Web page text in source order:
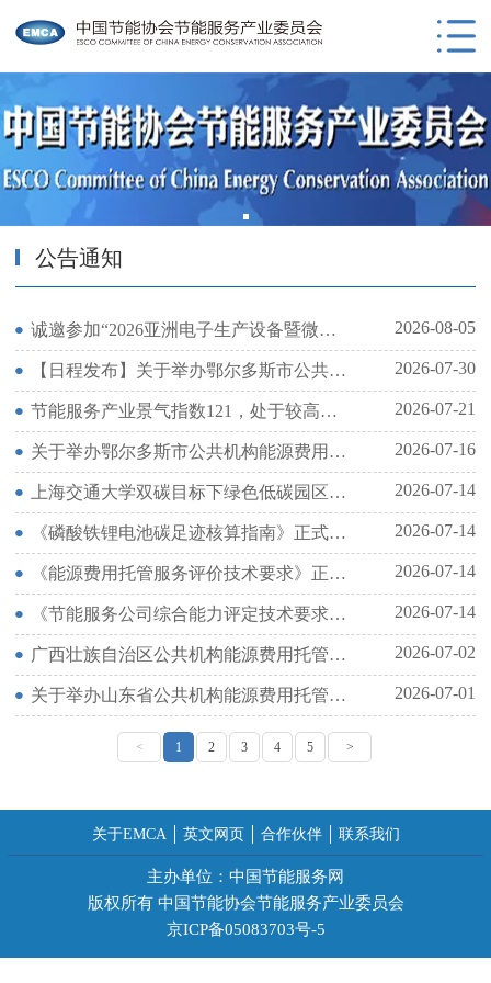
公告通知
诚邀参加“2026亚洲电子生产设备暨微电子工业展览会（NEPCON ASIA）”及同期 “FAC TEC CHINA电子工厂设施展”（10月 深圳国际会展中心） 2026-08-05
【日程发布】关于举办鄂尔多斯市公共机构能源费用托管服务暨绿色低碳技术交流会的通知 2026-07-30
节能服务产业景气指数121，处于较高景气区间（2026年第二季度） 2026-07-21
关于举办鄂尔多斯市公共机构能源费用托管服务暨绿色低碳技术交流会的通知 2026-07-16
上海交通大学双碳目标下绿色低碳园区高质量发展高级研修班 2026-07-14
《磷酸铁锂电池碳足迹核算指南》正式发布 2026-07-14
《能源费用托管服务评价技术要求》正式发布 2026-07-14
《节能服务公司综合能力评定技术要求》正式发布 2026-07-14
广西壮族自治区公共机构能源费用托管服务暨绿色低碳技术交流会在广西南宁成功举办 2026-07-02
关于举办山东省公共机构能源费用托管服务暨绿色低碳技术交流会的通知 2026-07-01
< 1 2 3 4 5 >
关于EMCA 英文网页 合作伙伴 联系我们
主办单位：中国节能服务网
版权所有 中国节能协会节能服务产业委员会
京ICP备05083703号-5